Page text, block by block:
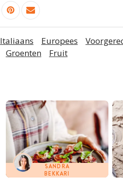
Italiaans Europees
Groenten
Fruit
SANDRA
BEKKARI